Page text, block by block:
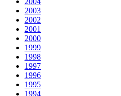
2003
2002
2001
2000
1999
1998
1997
1996
1995
1994